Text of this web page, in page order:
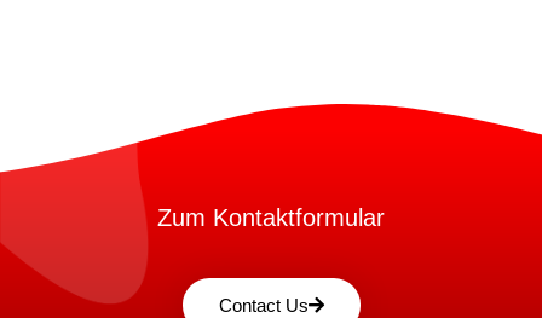
Zum Kontaktformular
Contact Us